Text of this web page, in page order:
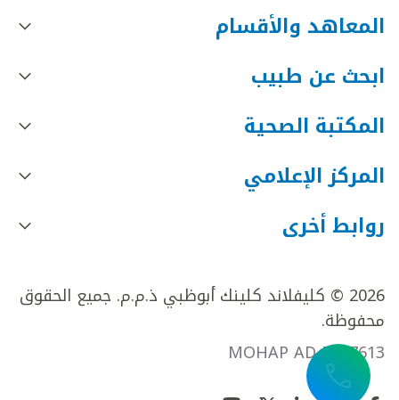
المعاهد والأقسام
ابحث عن طبيب
المكتبة الصحية
المركز الإعلامي
روابط أخرى
2026 © كليفلاند كلينك أبوظبي ذ.م.م. جميع الحقوق
محفوظة.
MOHAP AD FR27613